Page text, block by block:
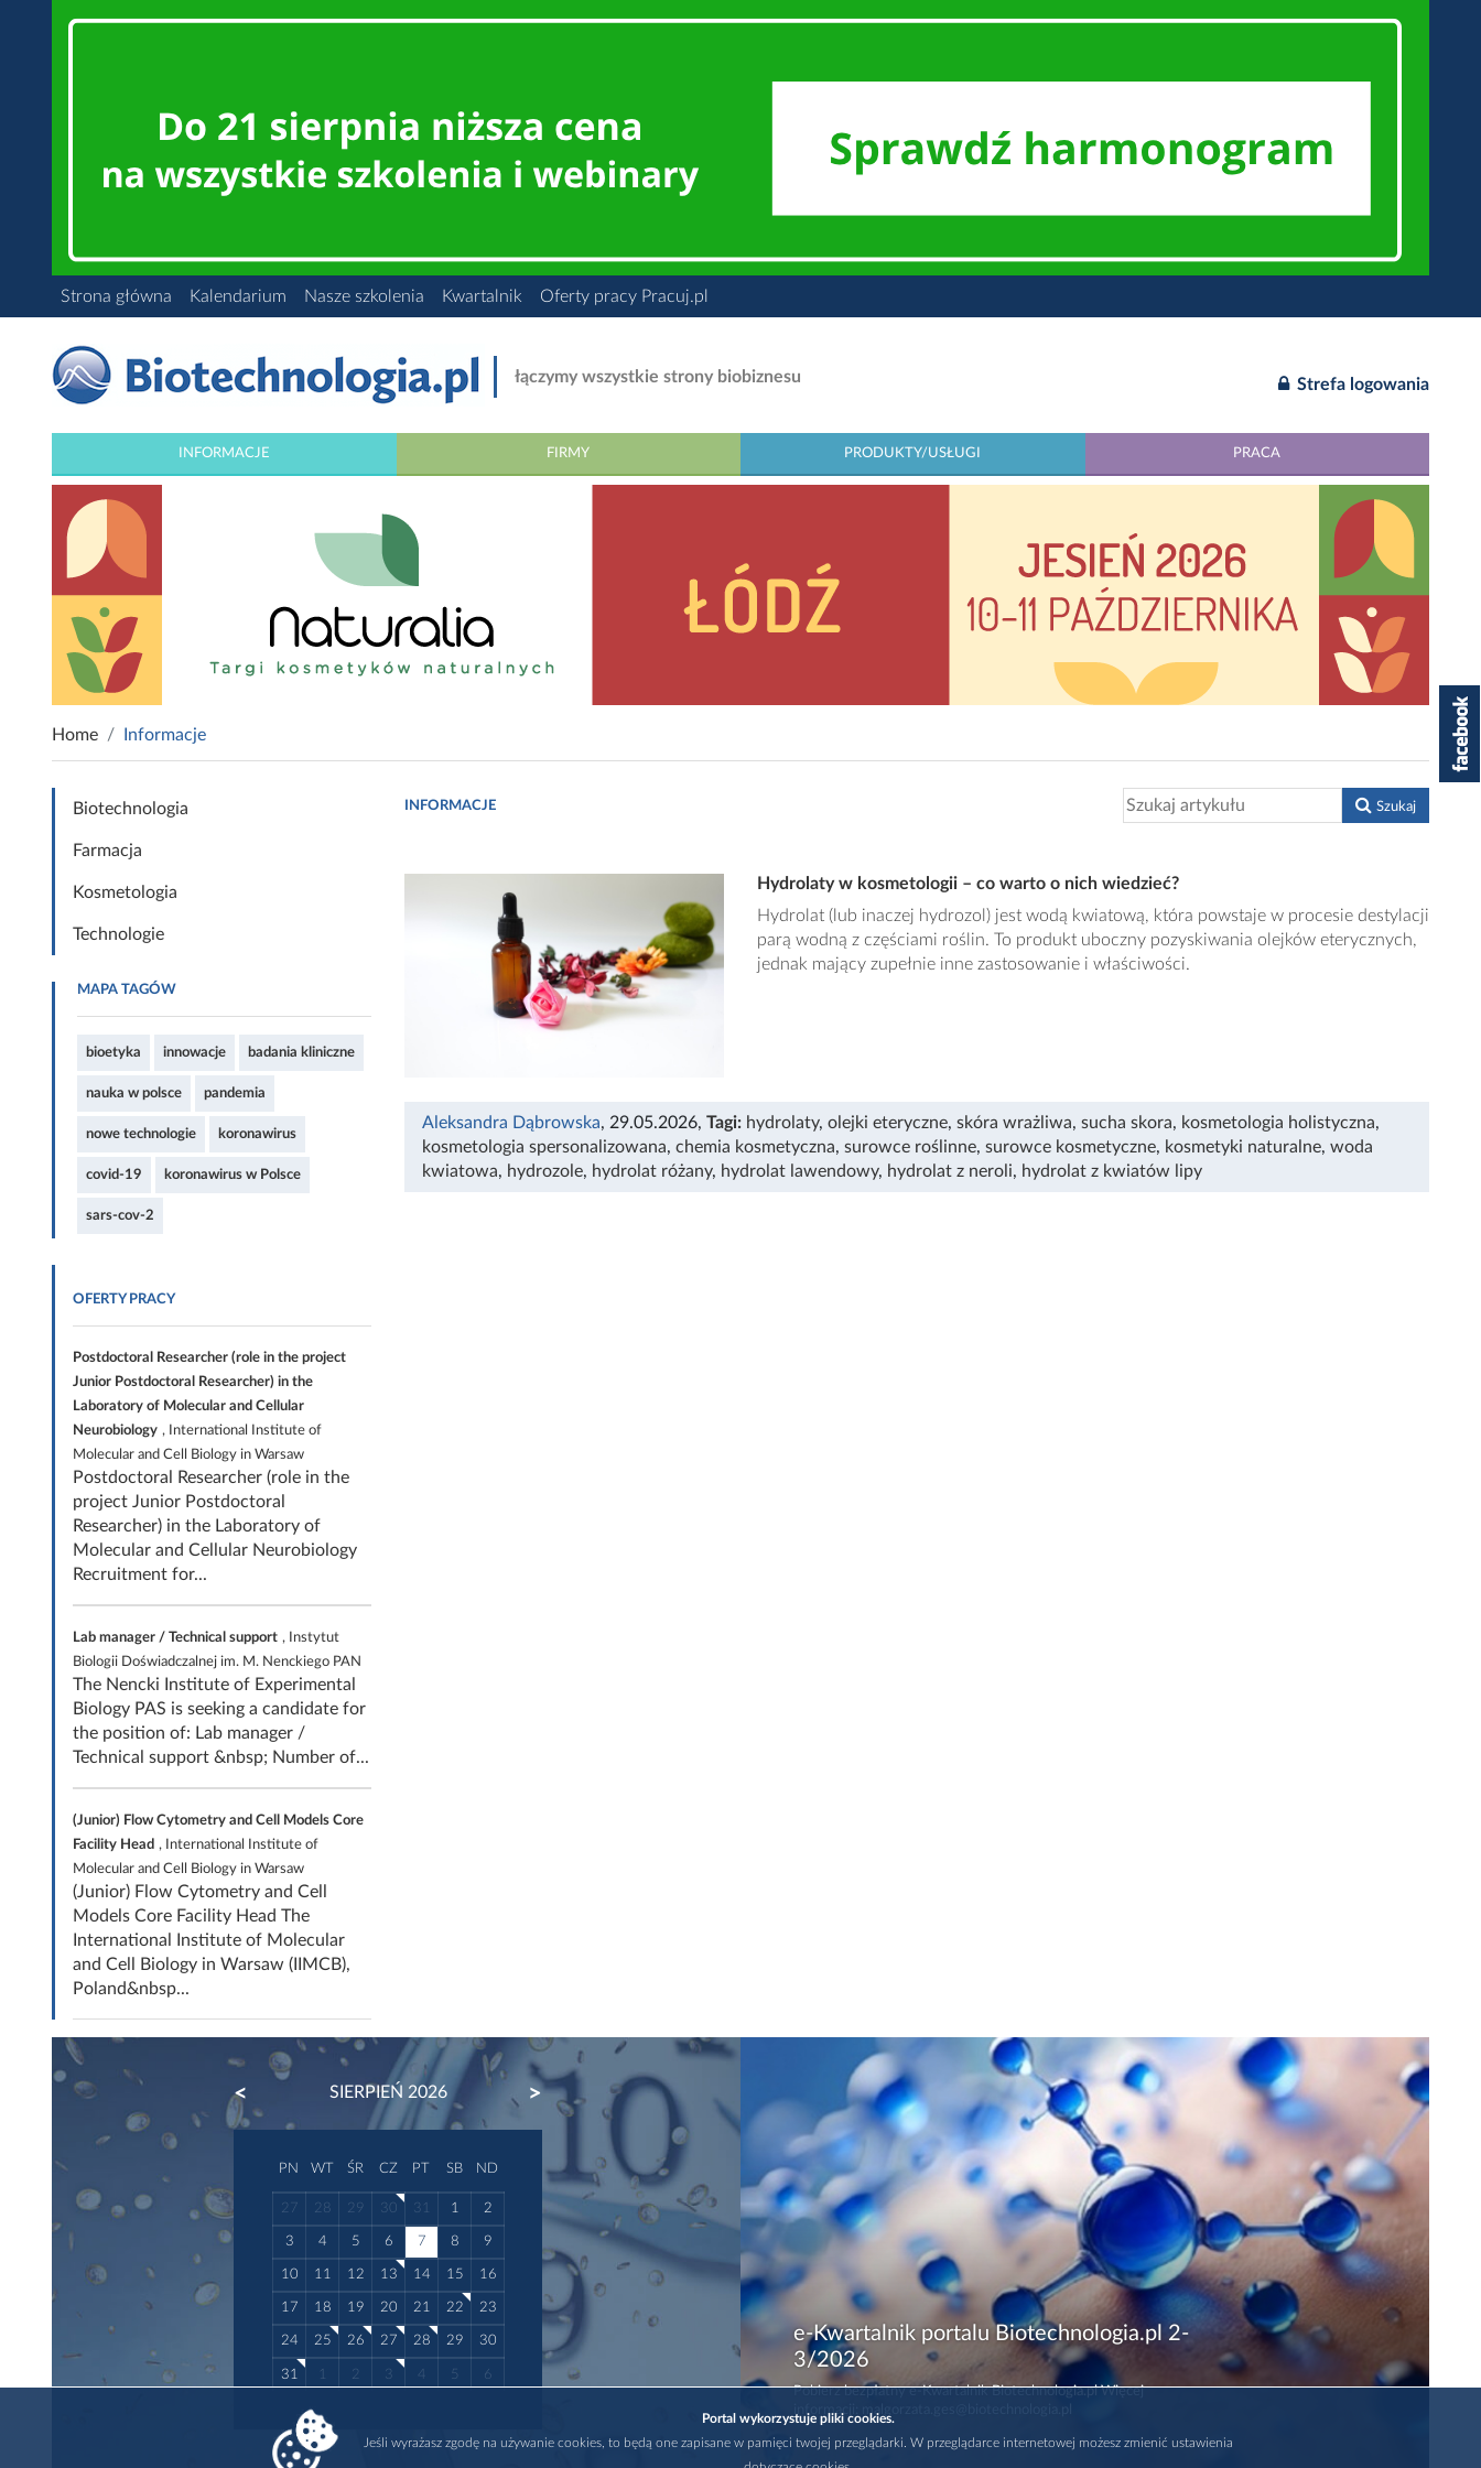
Strona główna Kalendarium Nasze szkolenia Kwartalnik Oferty pracy Pracuj.pl
łączymy wszystkie strony biobiznesu Strefa logowania
INFORMACJE FIRMY PRODUKTY/USŁUGI PRACA
Home Informacje
Biotechnologia
Farmacja
Kosmetologia
Technologie
MAPA TAGÓW
bioetyka innowacje badania kliniczne
nauka w polsce pandemia
nowe technologie koronawirus
covid-19 koronawirus w Polsce
sars-cov-2
OFERTY PRACY
Postdoctoral Researcher (role in the project
Junior Postdoctoral Researcher) in the
Laboratory of Molecular and Cellular
Neurobiology , International Institute of
Molecular and Cell Biology in Warsaw
Postdoctoral Researcher (role in the
project Junior Postdoctoral
Researcher) in the Laboratory of
Molecular and Cellular Neurobiology
Recruitment for...
Lab manager / Technical support , Instytut
Biologii Doświadczalnej im. M. Nenckiego PAN
The Nencki Institute of Experimental
Biology PAS is seeking a candidate for
the position of: Lab manager /
Technical support &nbsp; Number of...
(Junior) Flow Cytometry and Cell Models Core
Facility Head , International Institute of
Molecular and Cell Biology in Warsaw
(Junior) Flow Cytometry and Cell
Models Core Facility Head The
International Institute of Molecular
and Cell Biology in Warsaw (IIMCB),
Poland&nbsp...
INFORMACJE Szukaj
Hydrolaty w kosmetologii – co warto o nich wiedzieć?
Hydrolat (lub inaczej hydrozol) jest wodą kwiatową, która powstaje w procesie destylacji
parą wodną z częściami roślin. To produkt uboczny pozyskiwania olejków eterycznych,
jednak mający zupełnie inne zastosowanie i właściwości.
Aleksandra Dąbrowska, 29.05.2026, Tagi: hydrolaty, olejki eteryczne, skóra wrażliwa, sucha skora, kosmetologia holistyczna,
kosmetologia spersonalizowana, chemia kosmetyczna, surowce roślinne, surowce kosmetyczne, kosmetyki naturalne, woda
kwiatowa, hydrozole, hydrolat różany, hydrolat lawendowy, hydrolat z neroli, hydrolat z kwiatów lipy
SIERPIEŃ 2026
PREVIOUS NEXT
PN WT ŚR CZ PT SB ND
27 28 29 30 31 1 2
3 4 5 6 7 8 9
10 11 12 13 14 15 16
17 18 19 20 21 22 23
24 25 26 27 28 29 30
31 1 2 3 4 5 6
e-Kwartalnik portalu Biotechnologia.pl 2-
3/2026
Pobierz bezpłatny e-Kwartalnik Biotechnologia.pl Więcej
informacji: malgorzata.ges@biotechnologia.pl
Portal wykorzystuje pliki cookies.
Jeśli wyrażasz zgodę na używanie cookies, to będą one zapisane w pamięci twojej przeglądarki. W przeglądarce internetowej możesz zmienić ustawienia